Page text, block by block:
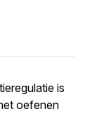
is
oefenen